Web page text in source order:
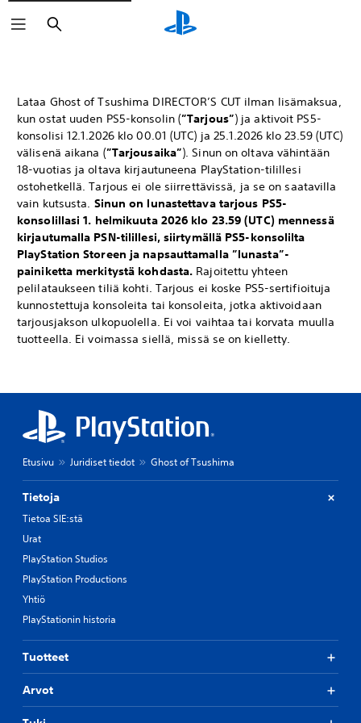
Haku
Lataa Ghost of Tsushima DIRECTOR’S CUT ilman lisämaksua,
kun ostat uuden PS5-konsolin (”Tarjous”) ja aktivoit PS5-
konsolisi 12.1.2026 klo 00.01 (UTC) ja 25.1.2026 klo 23.59 (UTC)
välisenä aikana (”Tarjousaika”). Sinun on oltava vähintään
18-vuotias ja oltava kirjautuneena PlayStation-tilillesi
ostohetkellä. Tarjous ei ole siirrettävissä, ja se on saatavilla
vain kutsusta. Sinun on lunastettava tarjous PS5-
konsolillasi 1. helmikuuta 2026 klo 23.59 (UTC) mennessä
kirjautumalla PSN-tilillesi, siirtymällä PS5-konsolilta
PlayStation Storeen ja napsauttamalla ”lunasta”-
painiketta merkitystä kohdasta. Rajoitettu yhteen
pelilataukseen tiliä kohti. Tarjous ei koske PS5-sertifioituja
kunnostettuja konsoleita tai konsoleita, jotka aktivoidaan
tarjousjakson ulkopuolella. Ei voi vaihtaa tai korvata muulla
tuotteella. Ei voimassa siellä, missä se on kielletty.
Etusivu Juridiset tiedot Ghost of Tsushima
Tietoja
Tietoa SIE:stä
Urat
PlayStation Studios
PlayStation Productions
Yhtiö
PlayStationin historia
Tuotteet
Arvot